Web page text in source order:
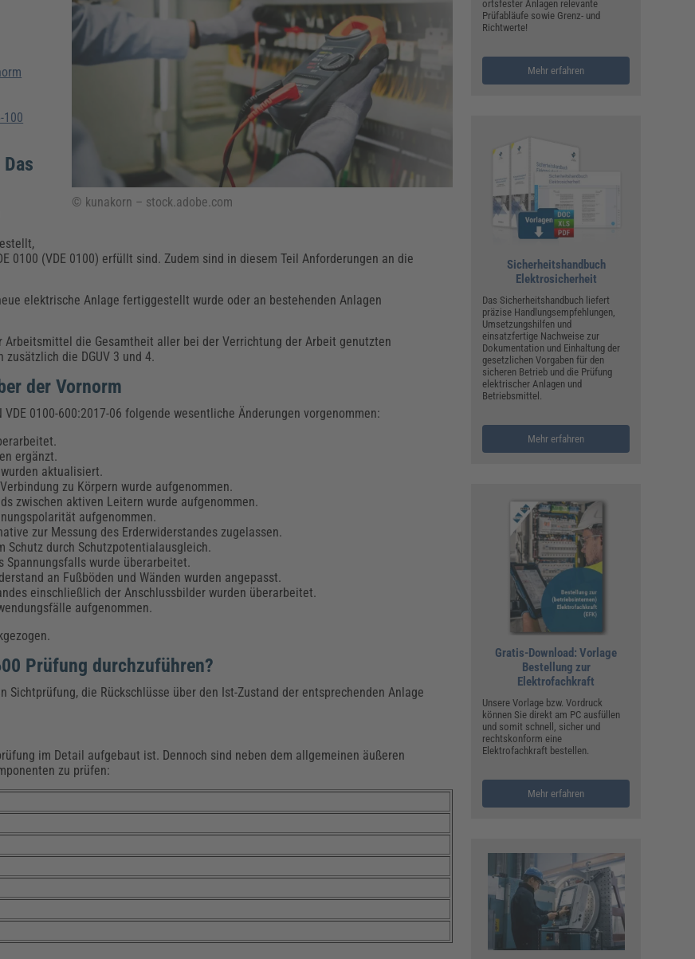
Feuerwehr
Hausmeister & Haustechnik
Recht, Sicherheit & Ordnung
Vergaberecht
Künstliche Intelligenz
Weiterbildungen (AKADEMIE HERKERT)
Personalmanagement
Fachpublikationen & Arbeitshilfen
Weiterbildungen (AKADEMIE HERKERT)
Fachpublikationen & Arbeitshilfen
Zollverfahren & Zollvorschriften
Weiterbildungen (AKADEMIE HERKERT)
© kunakorn – stock.adobe.com
100
0100 (VDE 0100) erfüllt sind. Zudem sind in diesem Teil Anforderungen an die
elektrische Anlage fertiggestellt wurde oder an bestehenden Anlagen
die Gesamtheit aller bei der Verrichtung der Arbeit genutzten
die DGUV 3 und 4.
der Vornorm
0100-600:2017-06 folgende wesentliche Änderungen vorgenommen:
ergänzt.
aktualisiert.
zu Körpern wurde aufgenommen.
zwischen aktiven Leitern wurde aufgenommen.
aufgenommen.
zur Messung des Erderwiderstandes zugelassen.
Schutz durch Schutzpotentialausgleich.
Spannungsfalls wurde überarbeitet.
an Fußböden und Wänden wurden angepasst.
einschließlich der Anschlussbilder wurden überarbeitet.
aufgenommen.
Prüfung durchzuführen?
die Rückschlüsse über den Ist-Zustand der entsprechenden Anlage
im Detail aufgebaut ist. Dennoch sind neben dem allgemeinen äußeren
zu prüfen:
ortsfester Anlagen relevante
Prüfabläufe sowie Grenz- und
Richtwerte!
Mehr erfahren
Sicherheitshandbuch
Elektrosicherheit
Das Sicherheitshandbuch liefert
präzise Handlungsempfehlungen,
Umsetzungshilfen und
einsatzfertige Nachweise zur
Dokumentation und Einhaltung der
gesetzlichen Vorgaben für den
sicheren Betrieb und die Prüfung
elektrischer Anlagen und
Betriebsmittel.
Mehr erfahren
Gratis-Download: Vorlage
Bestellung zur
Elektrofachkraft
Unsere Vorlage bzw. Vordruck
können Sie direkt am PC ausfüllen
und somit schnell, sicher und
rechtskonform eine
Elektrofachkraft bestellen.
Mehr erfahren